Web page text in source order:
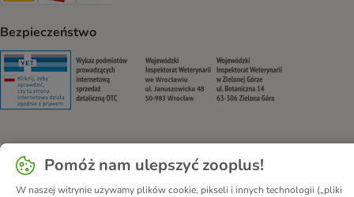
Bezpieczeństwo
Security Security Security
O nas Kariera - Kraków
Kariera - Wrocław
Regulamin sklepu
Polityka prywatności
Impressum
Pomóż nam ulepszyć zooplus!
W naszej witrynie używamy plików cookie, pikseli i innych technologii („pliki